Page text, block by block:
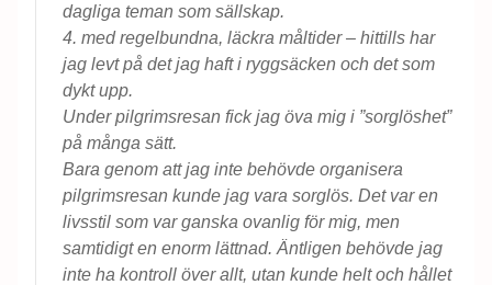
dagliga teman som sällskap.
4. med regelbundna, läckra måltider – hittills har
jag levt på det jag haft i ryggsäcken och det som
dykt upp.
Under pilgrimsresan fick jag öva mig i ”sorglöshet”
på många sätt.
Bara genom att jag inte behövde organisera
pilgrimsresan kunde jag vara sorglös. Det var en
livsstil som var ganska ovanlig för mig, men
samtidigt en enorm lättnad. Äntligen behövde jag
inte ha kontroll över allt, utan kunde helt och hållet